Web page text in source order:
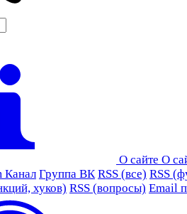
О сайте О
Канал Группа ВК RSS (все) RSS
хуков) RSS (вопросы) Email